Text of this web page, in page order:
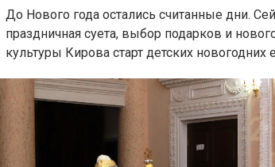
До Нового года остались считанные дни.
праздничная суета, выбор подарков и
культуры Кирова старт детских